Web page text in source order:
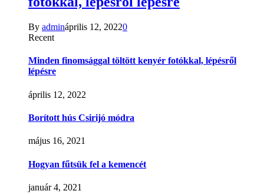
By admináprilis 12, 20220
Recent
Minden finomsággal töltött kenyér fotókkal, lépésről
lépésre
április 12, 2022
Borított hús Csirijó módra
május 16, 2021
Hogyan fűtsük fel a kemencét
január 4, 2021